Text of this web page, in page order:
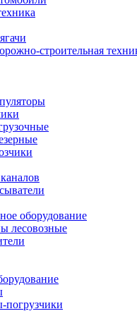
строительная
оборудование
лесовозные
погрузчики